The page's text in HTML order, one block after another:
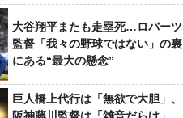
大谷翔平またも走塁死…ロバーツ
監督「我々の野球ではない」の裏
にある“最大の懸念”
巨人橋上代行は「無欲で大胆」、